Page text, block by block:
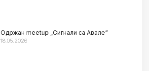
Oдржан meetup „Сигнали са Авале“
18.05.2026